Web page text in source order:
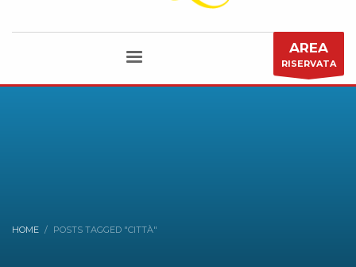
AREA
RISERVATA
HOME POSTS TAGGED "CITTÀ"